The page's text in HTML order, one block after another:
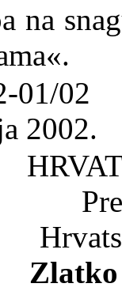
na
01/02
2002.
Zlatko